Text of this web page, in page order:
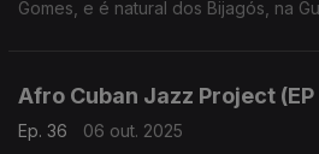
Gomes, e é natural dos Bijagós, na
Afro Cuban Jazz Project (EP
Ep. 36
06 out. 2025